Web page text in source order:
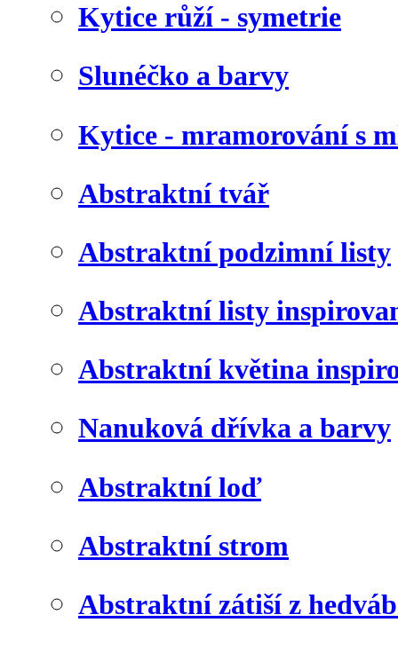
Kytice růží - symetrie
Slunéčko a barvy
Kytice - mramorování s
Abstraktní tvář
Abstraktní podzimní listy
Abstraktní listy
Abstraktní květina
Nanuková dřívka a barvy
Abstraktní loď
Abstraktní strom
Abstraktní zátiší z